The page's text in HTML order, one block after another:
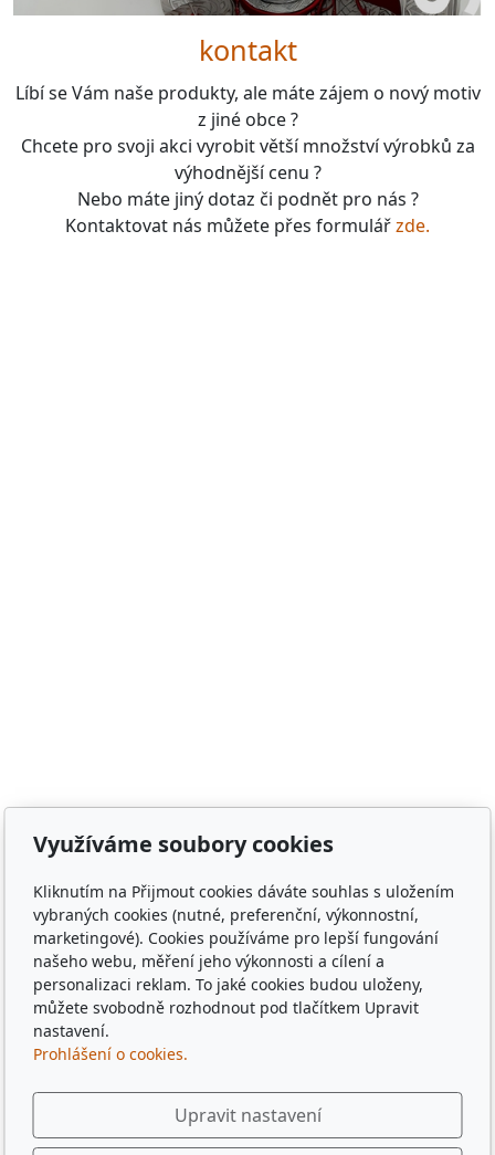
kontakt
Líbí se Vám naše produkty, ale máte zájem o nový motiv
z jiné obce ?
Chcete pro svoji akci vyrobit větší množství výrobků za
výhodnější cenu ?
Nebo máte jiný dotaz či podnět pro nás ?
Kontaktovat nás můžete přes formulářzde.
tácky, pohádkové tácky, pivní tácky, sběratelské tácky,
sběratelské známky, turistické známky, třídní sraz, sraz
po 10 letech, sraz gymplu, sraz gymnázia, sraz ze
střední, sraz z vysoké, spolužáci, památka,
pamětihodnost, malebná místa, plates, Řím, Paříž,
Rome , Paris, München, Munig, Oktoberfest, Zapft
Využíváme soubory cookies
Kliknutím na Přijmout cookies dáváte souhlas s uložením
vybraných cookies (nutné, preferenční, výkonnostní,
marketingové). Cookies používáme pro lepší fungování
našeho webu, měření jeho výkonnosti a cílení a
personalizaci reklam. To jaké cookies budou uloženy,
můžete svobodně rozhodnout pod tlačítkem Upravit
nastavení.
Prohlášení o cookies.
Upravit nastavení